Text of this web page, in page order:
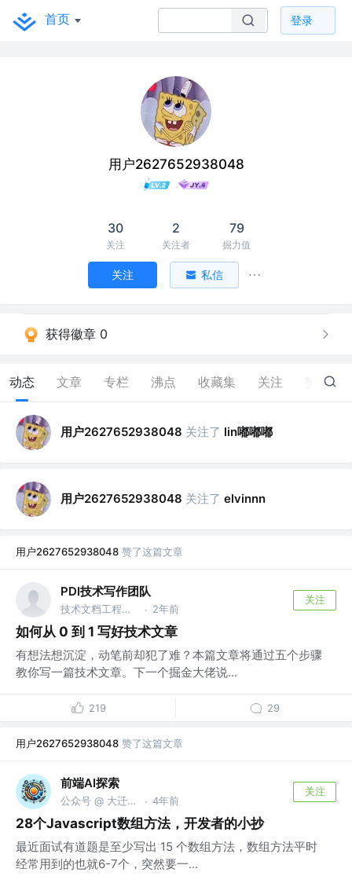
首页 登录
用户2627652938048
30
关注
2
关注者
79
掘力值
关注 私信
获得徽章 0
动态 文章 专栏 沸点 收藏集 关注 23
用户2627652938048 关注了 lin嘟嘟嘟
用户2627652938048 关注了 elvinnn
用户2627652938048 赞了这篇文章
PDI技术写作团队
技术文档工程师 @字节跳动 · 2年前
关注
如何从 0 到 1 写好技术文章
有想法想沉淀，动笔前却犯了难？本篇文章将通过五个步骤
教你写一篇技术文章。下一个掘金大佬说...
219 29
用户2627652938048 赞了这篇文章
前端AI探索
公众号 @ 大迁世界 · 4年前
关注
28个Javascript数组方法，开发者的小抄
最近面试有道题是至少写出 15 个数组方法，数组方法平时
经常用到的也就6-7个，突然要一...